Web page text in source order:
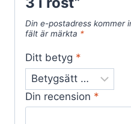
Din e-postadress kommer
fält är märkta *
Ditt betyg *
Din recension *